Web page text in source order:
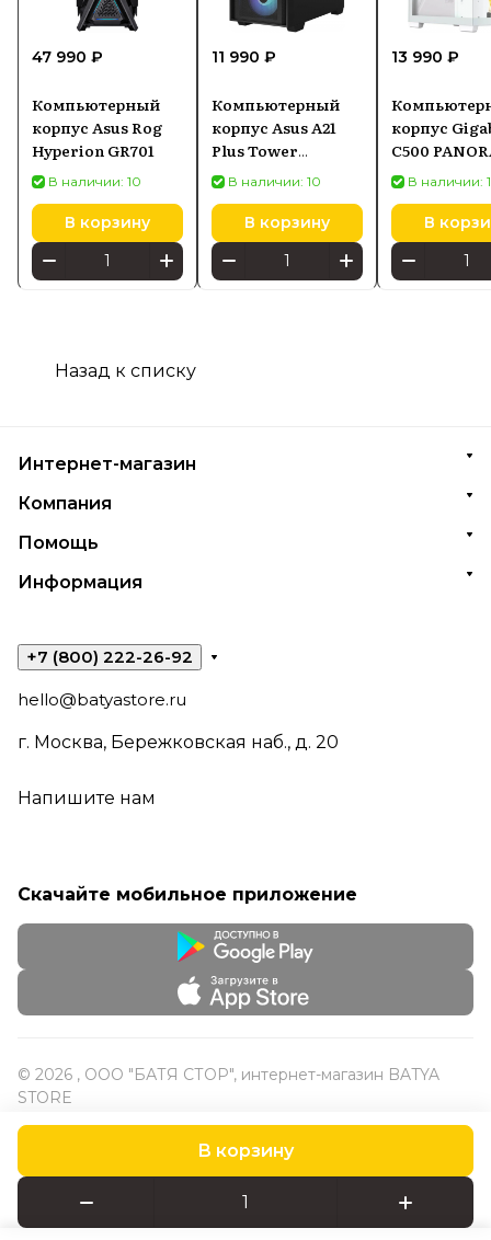
В корзину
47 990 ₽
Компьютерный
корпус Asus Rog
Hyperion GR701
В наличии: 10
В корзину
11 990 ₽
Компьютерный
корпус Asus A21
Plus Tower
Черный
В наличии: 10
В корзину
13 990 ₽
корпус
C500
STEALTH
Tower
В наличии:
В
Назад к списку
Интернет-магазин
Компания
Помощь
Информация
+7 (800) 222-26-92
hello@batyastore.ru
г. Москва, Бережковская наб., д. 20
Напишите нам
Скачайте мобильное приложение
© 2026 , ООО "БАТЯ СТОР", интернет-магазин BATYA
STORE
Конфиденциальность Оферта